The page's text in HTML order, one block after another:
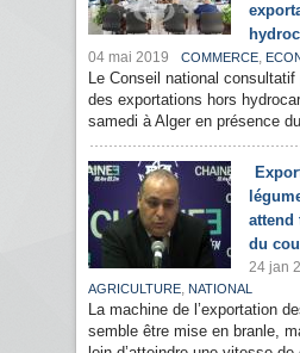
04 mai 2019 COMMERCE,
Le Conseil national
des exportations hors
samedi à Alger en présence
attend
du
24 jan
AGRICULTURE, NATIONAL
La machine de l’exportation
semble être mise en branle,